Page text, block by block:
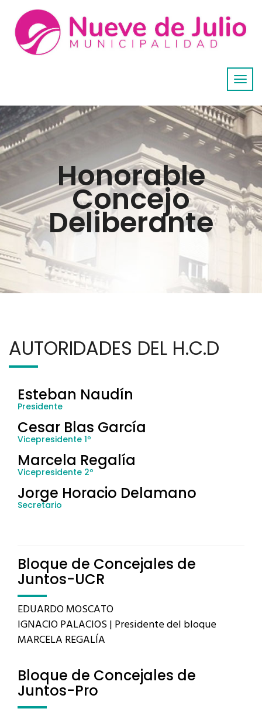
Honorable
Concejo
Deliberante
AUTORIDADES DEL H.C.D
Esteban Naudín
Presidente
Cesar Blas García
Vicepresidente 1º
Marcela Regalía
Vicepresidente 2º
Jorge Horacio Delamano
Secretario
Bloque de Concejales de
Juntos-UCR
EDUARDO MOSCATO
IGNACIO PALACIOS | Presidente del bloque
MARCELA REGALÍA
Bloque de Concejales de
Juntos-Pro